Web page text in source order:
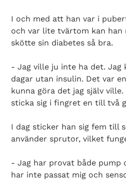
I och med att han var i
och var lite tvärtom kan han
skötte sin diabetes så bra.
- Jag ville ju inte ha det. Jag
dagar utan insulin. Det var
kunna göra det jag själv
sticka sig i fingret en till två
I dag sticker han sig fem till
använder sprutor, vilket
- Jag har provat både pump
har inte passat mig och